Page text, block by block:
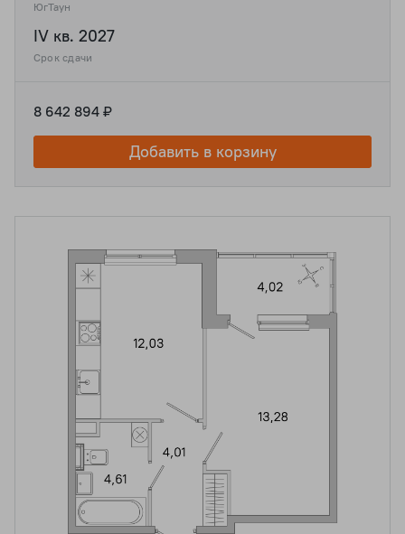
ЮгТаун
IV кв. 2027
Срок сдачи
8 642 894 ₽
Добавить в корзину